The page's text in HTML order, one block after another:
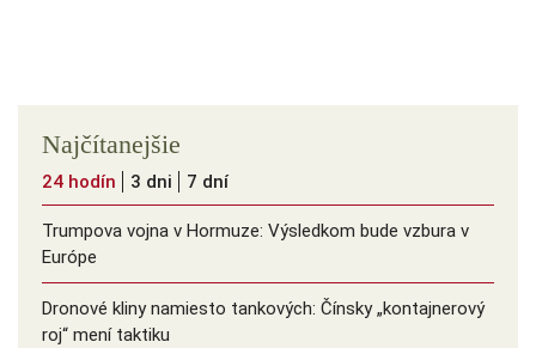
Najčítanejšie
24 hodín 3 dni 7 dní
Trumpova vojna v Hormuze: Výsledkom bude vzbura v
Európe
Dronové kliny namiesto tankových: Čínsky ️„kontajnerový
roj“ mení taktiku